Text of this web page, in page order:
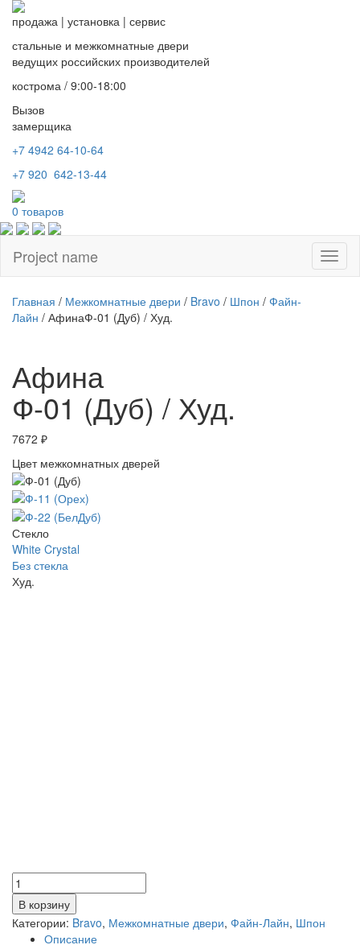
продажа | установка | сервис
стальные и межкомнатные двери
ведущих российских производителей
кострома / 9:00-18:00
Вызов
замерщика
+7 4942 64-10-64
+7 920 642-13-44
0 товаров
Project name
Главная / Межкомнатные двери / Bravo / Шпон / Файн-
Лайн / АфинаФ-01 (Дуб) / Худ.
Афина
Ф-01 (Дуб) / Худ.
7672 ₽
Цвет межкомнатных дверей
Стекло
White Crystal
Без стекла
Худ.
Количество
товара
АфинаФ-01
(Дуб)
В корзину
Категории: Bravo, Межкомнатные двери, Файн-Лайн, Шпон
Описание